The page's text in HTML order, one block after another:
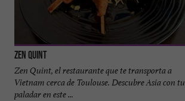
Zen Quint
Zen Quint, el restaurante que te transporta a
Vietnam cerca de Toulouse. Descubre Asia con tu
paladar en este ...